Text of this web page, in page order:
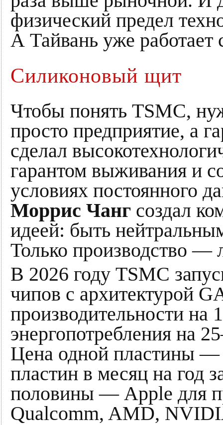
физический предел
А Тайвань уже работает
Силиконовый щит
Чтобы понять TSMC,
просто предприятие, а
сделал
гарантом выживания и
условиях постоянного
Моррис Чанг создал
идеей: быть
Только производство
В 2026 году TSMC
чипов с архитектурой
производительности на
энергопотребления на
Цена одной пластины
пластин в месяц на год
половины — Apple для
Qualcomm, AMD,